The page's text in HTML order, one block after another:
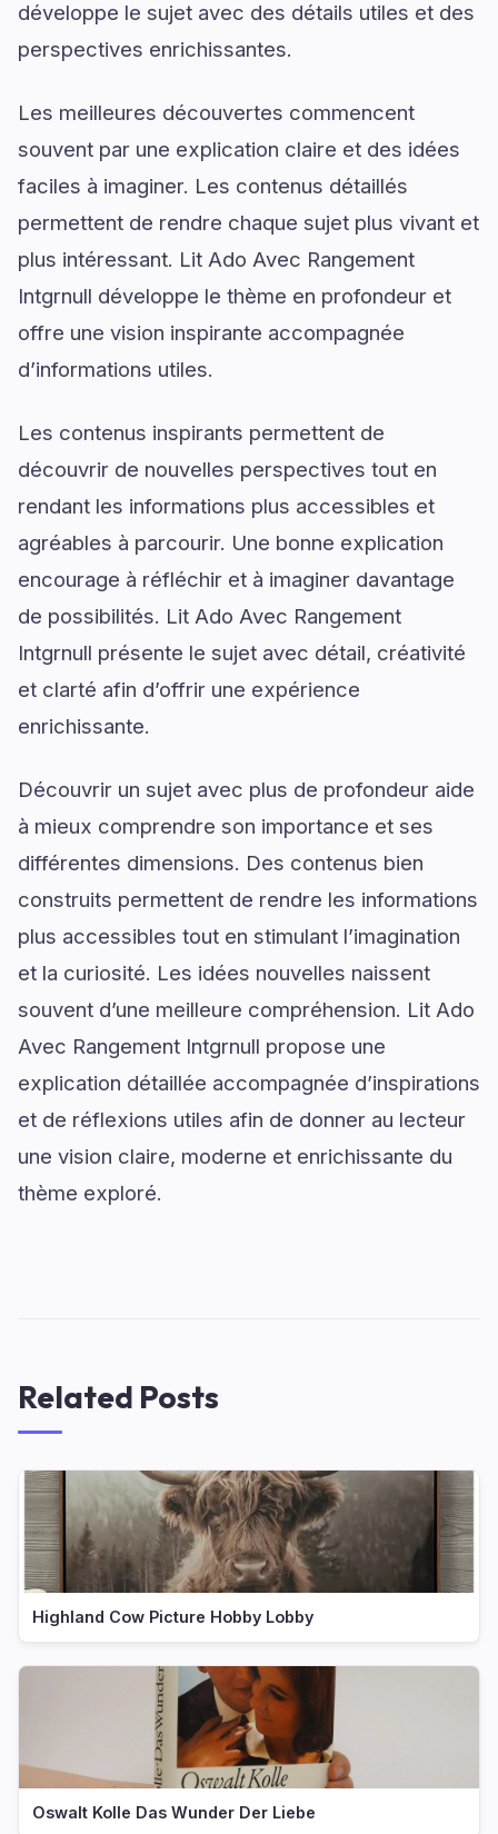
développe le sujet avec des détails utiles et des
perspectives enrichissantes.
Les meilleures découvertes commencent
souvent par une explication claire et des idées
faciles à imaginer. Les contenus détaillés
permettent de rendre chaque sujet plus vivant et
plus intéressant. Lit Ado Avec Rangement
Intgrnull développe le thème en profondeur et
offre une vision inspirante accompagnée
d’informations utiles.
Les contenus inspirants permettent de
découvrir de nouvelles perspectives tout en
rendant les informations plus accessibles et
agréables à parcourir. Une bonne explication
encourage à réfléchir et à imaginer davantage
de possibilités. Lit Ado Avec Rangement
Intgrnull présente le sujet avec détail, créativité
et clarté afin d’offrir une expérience
enrichissante.
Découvrir un sujet avec plus de profondeur aide
à mieux comprendre son importance et ses
différentes dimensions. Des contenus bien
construits permettent de rendre les informations
plus accessibles tout en stimulant l’imagination
et la curiosité. Les idées nouvelles naissent
souvent d’une meilleure compréhension. Lit Ado
Avec Rangement Intgrnull propose une
explication détaillée accompagnée d’inspirations
et de réflexions utiles afin de donner au lecteur
une vision claire, moderne et enrichissante du
thème exploré.
Related Posts
Highland Cow Picture Hobby Lobby
Oswalt Kolle Das Wunder Der Liebe